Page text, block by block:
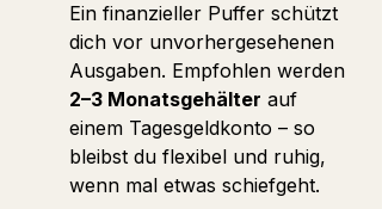
Ein finanzieller Puffer schützt
dich vor unvorhergesehenen
Ausgaben. Empfohlen werden
2–3 Monatsgehälter auf
einem Tagesgeldkonto – so
bleibst du flexibel und ruhig,
wenn mal etwas schiefgeht.